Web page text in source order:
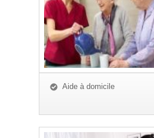
Aide à domicile